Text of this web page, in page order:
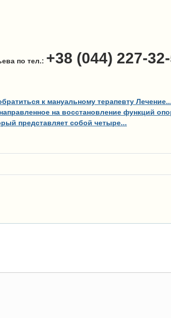
по тел.: +38 (044) 227-
к мануальному терапевту
на восстановление функций
представляет собой четыре...